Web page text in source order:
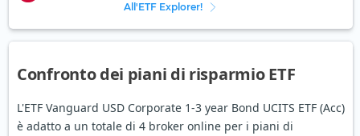
All'ETF Explorer!
Confronto dei piani di risparmio ETF
L'ETF Vanguard USD Corporate 1-3 year Bond UCITS ETF (Acc)
è adatto a un totale di 4 broker online per i piani di